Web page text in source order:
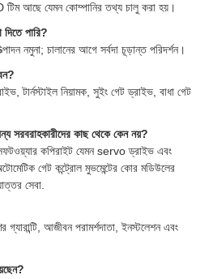
টিম আছে যেমন কোম্পানির তথ্য চালু করা হয়।
পারি?
নমুনা; চালানের আগে সর্বদা চূড়ান্ত পরিদর্শন।
টার্নস্টাইল নিয়ামক, সুইং গেট ড্রাইভ, বাধা গেট
সরবরাহকারীদের কাছ থেকে কেন নয়?
কপিরাইট যেমন servo ড্রাইভ এবং
গেট কন্ট্রোল মুভমেন্টের কোর মডিউলের
সেবা.
গ্যারান্টি, আজীবন পরামর্শদাতা, ইনস্টলেশন এবং